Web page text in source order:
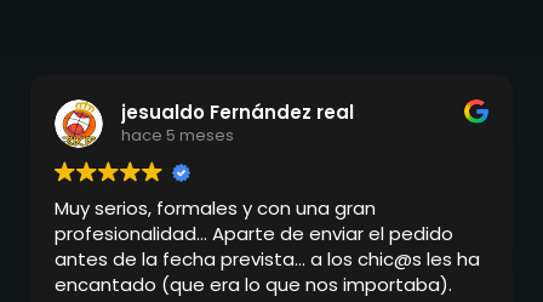
jesualdo Fernández real
hace 5 meses
Muy serios, formales y con una gran
profesionalidad... Aparte de enviar el pedido
antes de la fecha prevista... a los chic@s les ha
encantado (que era lo que nos importaba).